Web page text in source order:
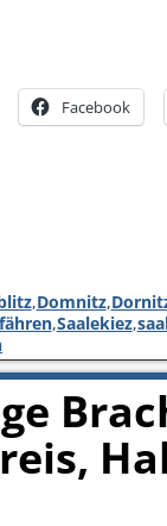
Facebook
,Domnitz,
,Saalekiez,